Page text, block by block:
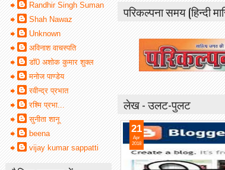
परिकल्पना समय (हिन्दी
लेख - उलट-पुलट
21
Apr
2018
Randhir Singh Suman
Shah Nawaz
Unknown
अविनाश वाचस्पति
डॉ0 अशोक कुमार शुक्ल
मनोज पाण्डेय
रवीन्द्र प्रभात
रश्मि प्रभा...
सुनीता शानू
beena
vijay kumar sappatti